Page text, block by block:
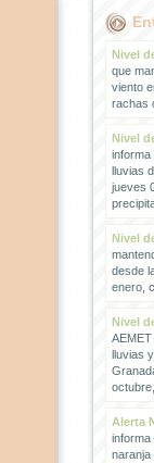
Nivel
que
viento
rachas
Nivel
informa
lluvias
jueves
Nivel
desde
enero,
Nivel
lluvias
Alerta
informa
naranja